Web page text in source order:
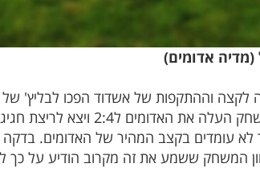
אדומים)
המשחק ששמע את זה מקרוב הודיע על כך